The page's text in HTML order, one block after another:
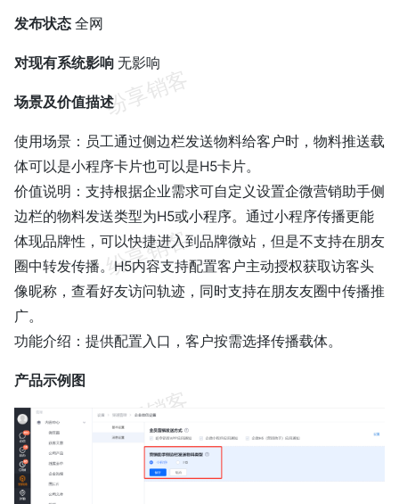
发布状态 全网
对现有系统影响 无影响
场景及价值描述
使用场景：员工通过侧边栏发送物料给客户时，物料推送载
体可以是小程序卡片也可以是H5卡片。
价值说明：支持根据企业需求可自定义设置企微营销助手侧
边栏的物料发送类型为H5或小程序。通过小程序传播更能
体现品牌性，可以快捷进入到品牌微站，但是不支持在朋友
圈中转发传播。H5内容支持配置客户主动授权获取访客头
像昵称，查看好友访问轨迹，同时支持在朋友友圈中传播推
广。
功能介绍：提供配置入口，客户按需选择传播载体。
产品示例图